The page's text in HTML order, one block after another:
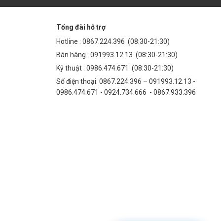
Tổng đài hỗ trợ
Hotline : 0867.224.396 (08:30-21:30)
Bán hàng : 091993.12.13 (08:30-21:30)
Kỹ thuật : 0986.474.671 (08:30-21:30)
Số điện thoại: 0867.224.396 – 091993.12.13 -
0986.474.671 - 0924.734.666 - 0867.933.396